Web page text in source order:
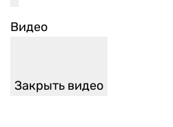
Видео
Закрыть видео